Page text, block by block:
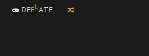
DEFLA TE